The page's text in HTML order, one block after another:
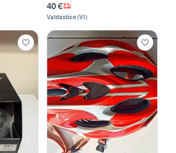
40 €
Valdastico(VI)